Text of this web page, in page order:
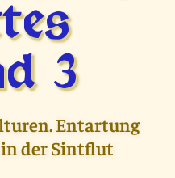
3
Entartung
der Sintflut